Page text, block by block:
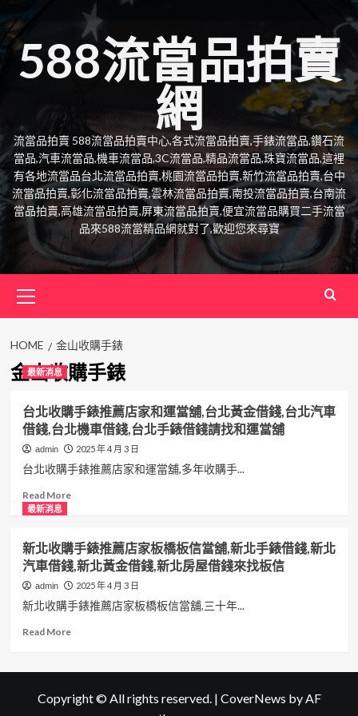
to
content
588流當品拍賣
網
流當品拍賣 588流當品拍賣中心,各式流當品拍賣,手錶流當品,鑽石流
當品,汽車流當品,機車流當品,3C流當品,精品流當品,珠寶流當品,這裡
有各地流當品台北流當品拍賣,桃園流當品拍賣,新竹流當品拍賣,台中
流當品拍賣,彰化流當品拍賣,雲林流當品拍賣,南投流當品拍賣,台南流
當品拍賣,高雄流當品拍賣,屏東流當品拍賣,便宜流當品購買二手流當
品來588流當精品網就對了,歡迎您來尋寶
Menu
HOME 金山收購手錶
金山收購手錶
最新消息
台北收購手錶推薦店家和運當舖,台北黃金借錢,台北汽車
借錢,台北機車借錢,台北手錶借錢請找和運當舖
admin 2025 年 4 月 3 日
台北收購手錶推薦店家和運當舖,多年收購手...
Read MoreRead
台
北
收
購
手
錶
推
家
運
最新消息
新北收購手錶推薦店家板橋板信當舖,新北手錶借錢,新北
汽車借錢,新北黃金借錢,新北房屋借錢來找板信
admin 2025 年 4 月 3 日
新北收購手錶推薦店家板橋板信當舖,三十年...
Read MoreRead
新
收
Copyright © All rights reserved. | CoverNews by AF